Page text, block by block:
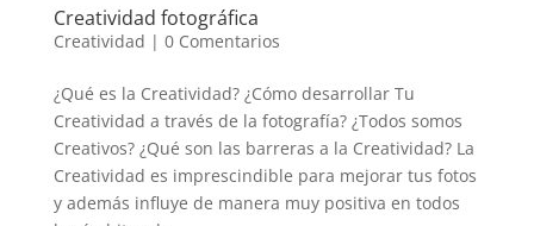
Creatividad fotográfica
Creatividad | 0 Comentarios
¿Qué es la Creatividad? ¿Cómo desarrollar Tu
Creatividad a través de la fotografía? ¿Todos somos
Creativos? ¿Qué son las barreras a la Creatividad? La
Creatividad es imprescindible para mejorar tus fotos
y además influye de manera muy positiva en todos